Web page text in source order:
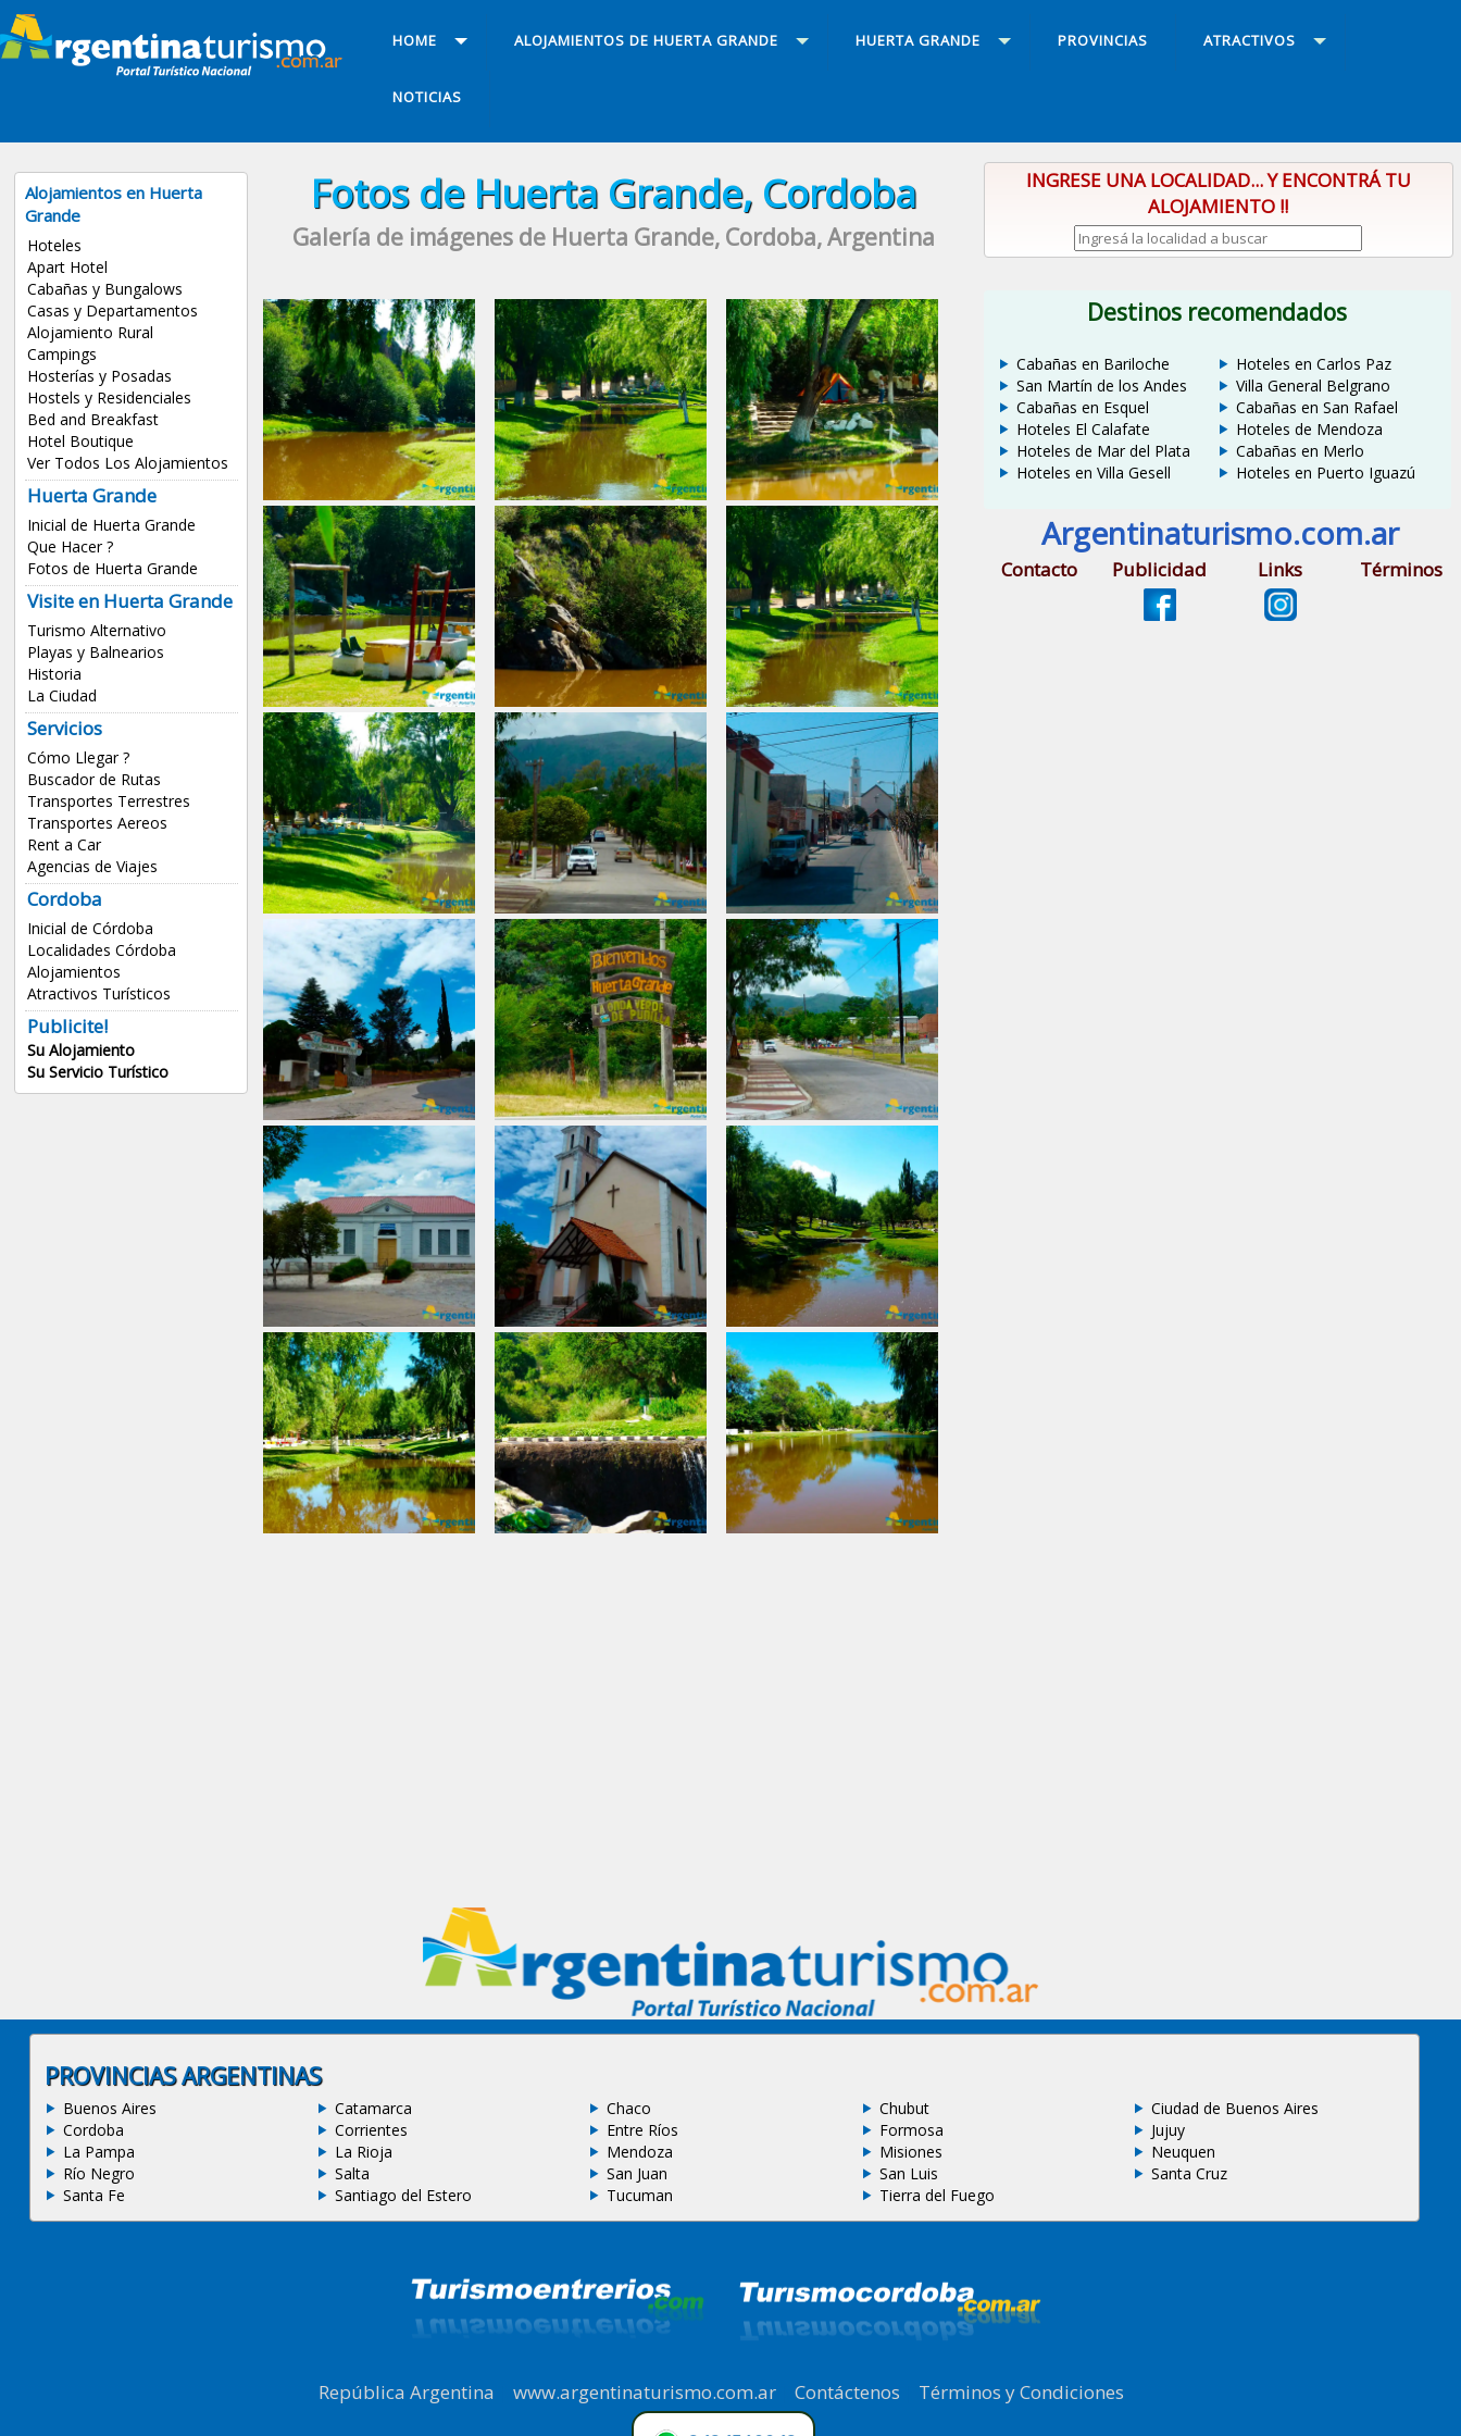
HOME ALOJAMIENTOS DE HUERTA GRANDE HUERTA GRANDE PROVINCIAS ATRACTIVOS
NOTICIAS
Alojamientos en Huerta
Grande
Hoteles
Apart Hotel
Cabañas y Bungalows
Casas y Departamentos
Alojamiento Rural
Campings
Hosterías y Posadas
Hostels y Residenciales
Bed and Breakfast
Hotel Boutique
Ver Todos Los Alojamientos
Huerta Grande
Inicial de Huerta Grande
Que Hacer ?
Fotos de Huerta Grande
Visite en Huerta Grande
Turismo Alternativo
Playas y Balnearios
Historia
La Ciudad
Servicios
Cómo Llegar ?
Buscador de Rutas
Transportes Terrestres
Transportes Aereos
Rent a Car
Agencias de Viajes
Cordoba
Inicial de Córdoba
Localidades Córdoba
Alojamientos
Atractivos Turísticos
Publicite!
Su Alojamiento
Su Servicio Turístico
Fotos de Huerta Grande, Cordoba
Galería de imágenes de Huerta Grande, Cordoba, Argentina
INGRESE UNA LOCALIDAD... Y ENCONTRÁ TU
ALOJAMIENTO !!
Destinos recomendados
Cabañas en Bariloche
San Martín de los Andes
Cabañas en Esquel
Hoteles El Calafate
Hoteles de Mar del Plata
Hoteles en Villa Gesell
Hoteles en Carlos Paz
Villa General Belgrano
Cabañas en San Rafael
Hoteles de Mendoza
Cabañas en Merlo
Hoteles en Puerto Iguazú
Argentinaturismo.com.ar
Contacto Publicidad Links Términos
PROVINCIAS ARGENTINAS
Buenos Aires Catamarca Chaco Chubut
Ciudad de Buenos Aires
Cordoba
Corrientes Entre Ríos Formosa
Jujuy
La Pampa
La Rioja Mendoza Misiones
Neuquen
Río Negro
Salta San Juan San Luis
Santa Cruz
Santa Fe
Santiago del Estero Tucuman Tierra del Fuego
República Argentina www.argentinaturismo.com.ar| Contáctenos Términos y Condiciones